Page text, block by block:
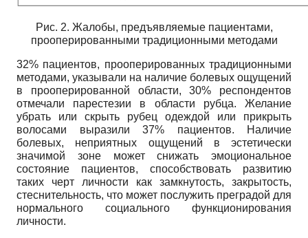
Рис. 2. Жалобы, предъявляемые пациентами,
прооперированными традиционными методами
32% пациентов, прооперированных традиционными
методами, указывали на наличие болевых ощущений
в прооперированной области, 30% респондентов
отмечали парестезии в области рубца. Желание
убрать или скрыть рубец одеждой или прикрыть
волосами выразили 37% пациентов. Наличие
болевых, неприятных ощущений в эстетически
значимой зоне может снижать эмоциональное
состояние пациентов, способствовать развитию
таких черт личности как замкнутость, закрытость,
стеснительность, что может послужить преградой для
нормального социального функционирования
личности.